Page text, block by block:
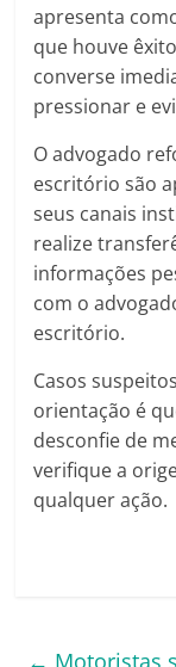
apresenta
que houve
converse
pressionar e
O advogado
escritório são
seus canais
realize
informações
com o
escritório.
Casos
orientação é
desconfie de
verifique a
qualquer ação.
← Motoristas